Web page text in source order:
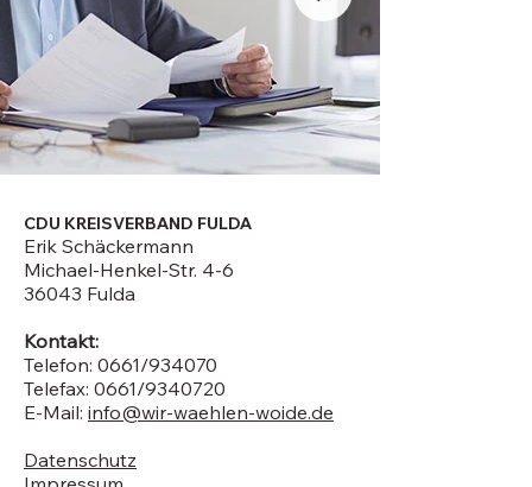
CDU KREISVERBAND FULDA
Erik Schäckermann
Michael-Henkel-Str. 4-6
36043 Fulda
Kontakt:
Telefon: 0661/934070
Telefax: 0661/9340720
E-Mail: info@wir-waehlen-woide.de
Datenschutz